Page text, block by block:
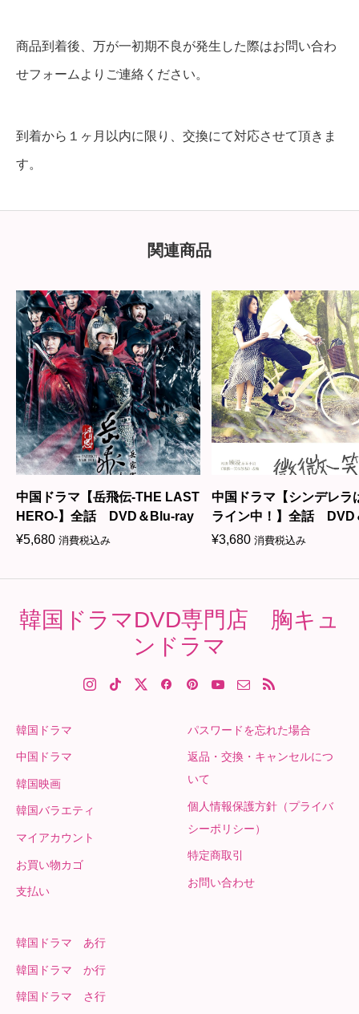
商品到着後、万が一初期不良が発生した際はお問い合わ
せフォームよりご連絡ください。
到着から１ヶ月以内に限り、交換にて対応させて頂きま
す。
関連商品
中国ドラマ【岳飛伝-THE LAST
HERO-】全話 DVD＆Blu-ray
¥5,680 消費税込み
中国ドラマ【シンデレラ
ライン中！】全話 DVD
ray
¥3,680 消費税込み
韓国ドラマDVD専門店 胸キュ
ンドラマ
韓国ドラマ
中国ドラマ
韓国映画
韓国バラエティ
マイアカウント
お買い物カゴ
支払い
パスワードを忘れた場合
返品・交換・キャンセルにつ
いて
個人情報保護方針（プライバ
シーポリシー）
特定商取引
お問い合わせ
韓国ドラマ あ行
韓国ドラマ か行
韓国ドラマ さ行